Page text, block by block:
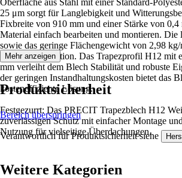
Oberfläche aus Stahl mit einer Standard-
25 μm sorgt für Langlebigkeit und
Fixbreite von 910 mm und einer Stärke von 0,4
Material einfach bearbeiten und montieren. Die
sowie das geringe Flächengewicht von 2,98 kg/
schnelle Installation. Das Trapezprofil H12 mit
mm verleiht dem Blech Stabilität und robuste
der geringen Instandhaltungskosten bietet das
kosteneffiziente Lösung.
Festgezurrt: Das PRECIT Trapezblech H12
zuverlässigen Schutz mit einfacher Montage
Nutzung für vielseitige Überdachungen.
Mehr anzeigen
Produktsicherheit
Bereich überspringen
Verantwortlich für Produktsicherheit siehe
Weitere Kategorien